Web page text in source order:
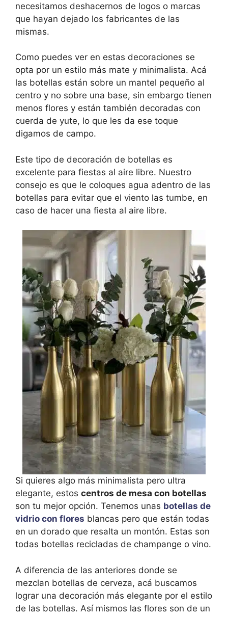
necesitamos deshacernos de logos o marcas
que hayan dejado los fabricantes de las
mismas.
Como puedes ver en estas decoraciones se
opta por un estilo más mate y minimalista. Acá
las botellas están sobre un mantel pequeño al
centro y no sobre una base, sin embargo tienen
menos flores y están también decoradas con
cuerda de yute, lo que les da ese toque
digamos de campo.
Este tipo de decoración de botellas es
excelente para fiestas al aire libre. Nuestro
consejo es que le coloques agua adentro de las
botellas para evitar que el viento las tumbe, en
caso de hacer una fiesta al aire libre.
Si quieres algo más minimalista pero ultra
elegante, estos centros de mesa con botellas
son tu mejor opción. Tenemos unas botellas de
vidrio con flores blancas pero que están todas
en un dorado que resalta un montón. Estas son
todas botellas recicladas de champange o vino.
A diferencia de las anteriores donde se
mezclan botellas de cerveza, acá buscamos
lograr una decoración más elegante por el estilo
de las botellas. Así mismos las flores son de un